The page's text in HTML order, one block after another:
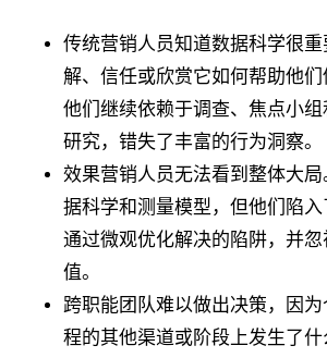
传统营销人员知道数据科学很
解、信任或欣赏它如何帮助他们
他们继续依赖于调查、焦点小
研究，错失了丰富的行为洞察。
效果营销人员无法看到整体大
据科学和测量模型，但他们陷
通过微观优化解决的陷阱，并
值。
跨职能团队难以做出决策，因
程的其他渠道或阶段上发生了